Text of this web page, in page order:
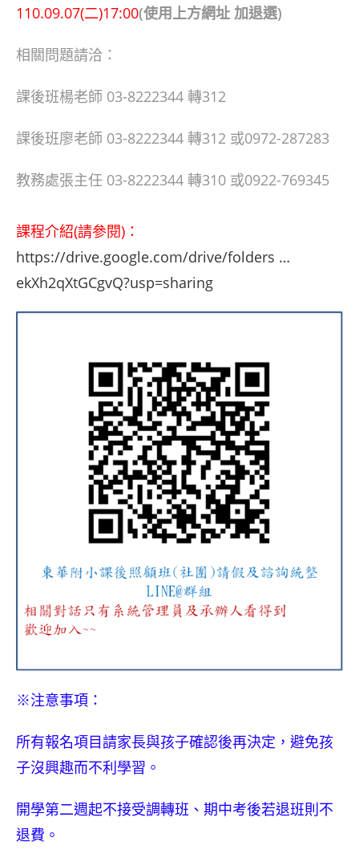
110.09.07(二)17:00(使用上方網址 加退選)
相關問題請洽：
課後班楊老師 03-8222344 轉312
課後班廖老師 03-8222344 轉312 或0972-287283
教務處張主任 03-8222344 轉310 或0922-769345
課程介紹(請參閱)：
https://drive.google.com/drive/folders …
ekXh2qXtGCgvQ?usp=sharing
※注意事項：
所有報名項目請家長與孩子確認後再決定，避免孩
子沒興趣而不利學習。
開學第二週起不接受調轉班、期中考後若退班則不
退費。